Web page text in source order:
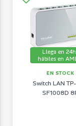
Llega en
hábiles en
EN STOCK
Switch LAN
SF1008D